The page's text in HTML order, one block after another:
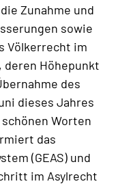
Zunahme und
sowie
Völkerrecht im
deren Höhepunkt
des
dieses Jahres
Worten
das
(GEAS) und
im Asylrecht